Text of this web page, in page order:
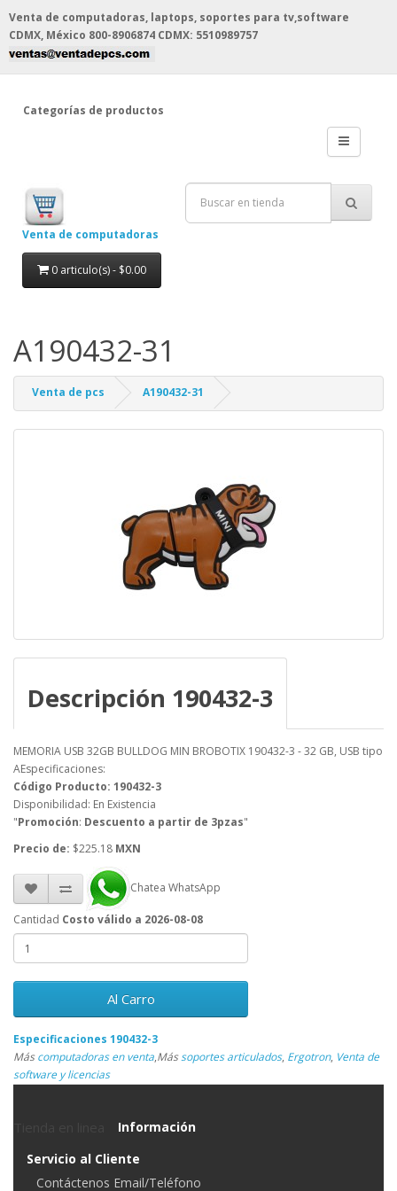
Venta de computadoras, laptops, soportes para tv,software
CDMX, México 800-8906874 CDMX: 5510989757
Categorías de productos
Venta de computadoras
0 articulo(s) - $0.00
A190432-31
Venta de pcs A190432-31
Descripción 190432-3
MEMORIA USB 32GB BULLDOG MIN BROBOTIX 190432-3 - 32 GB, USB tipo
AEspecificaciones:
Código Producto: 190432-3
Disponibilidad: En Existencia
"Promoción: Descuento a partir de 3pzas"
Precio de: $225.18 MXN
Chatea WhatsApp
Cantidad Costo válido a 2026-08-08
Al Carro
Especificaciones 190432-3
Máscomputadoras en venta,Mássoportes articulados, Ergotron, Venta de
software y licencias
Información
Servicio al Cliente
Contáctenos Email/Teléfono